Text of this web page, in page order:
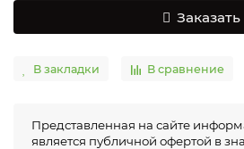
Заказать
В закладки В сравнение
Представленная на сайте
является публичной офертой в